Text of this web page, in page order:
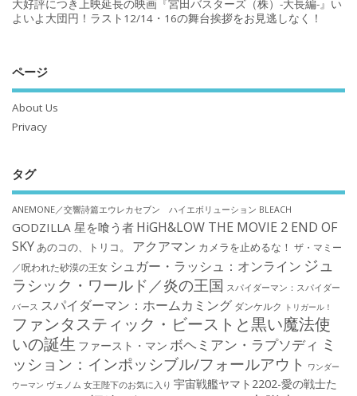
大好評につき上映延長の映画『宮田バスターズ（株）-大長編-』い
よいよ大団円！ラスト12/14・16の舞台挨拶をお見逃しなく！
ページ
About Us
Privacy
タグ
ANEMONE／交響詩篇エウレカセブン ハイエボリューション BLEACH
GODZILLA 星を喰う者 HiGH&LOW THE MOVIE 2 END OF
SKYあのコの、トリコ。 アクアマン カメラを止めるな！ ザ・マミー
／呪われた砂漠の王女 シュガー・ラッシュ：オンライン ジュ
ラシック・ワールド／炎の王国 スパイダーマン：スパイダー
バース スパイダーマン：ホームカミング ダンケルク トリガール！
ファンタスティック・ビーストと黒い魔法使
いの誕生 ファースト・マン ボヘミアン・ラプソディ ミ
ッション：インポッシブル/フォールアウト ワンダー
ウーマン ヴェノム 女王陛下のお気に入り 宇宙戦艦ヤマト2202-愛の戦士た